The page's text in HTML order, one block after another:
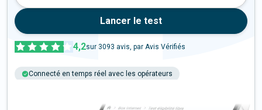
Lancer le test
4,2sur 3093 avis, par Avis Vérifiés
Connecté en temps réel avec les opérateurs